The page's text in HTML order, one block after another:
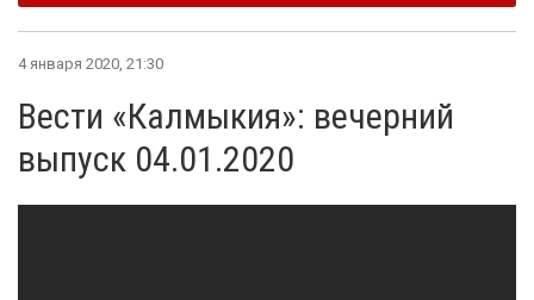
4 января 2020, 21:30
Вести «Калмыкия»: вечерний
выпуск 04.01.2020